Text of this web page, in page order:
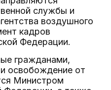
службы и
воздушного
кадров
Федерации.
гражданами,
освобождение от
Министром